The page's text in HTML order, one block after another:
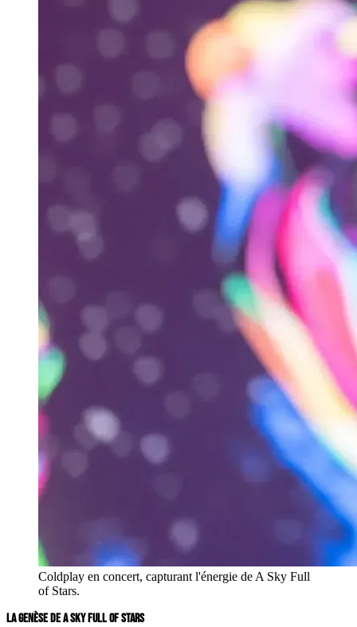
Coldplay en concert, capturant l'énergie de A Sky Full
of Stars.
LA GENÈSE DE A SKY FULL OF STARS